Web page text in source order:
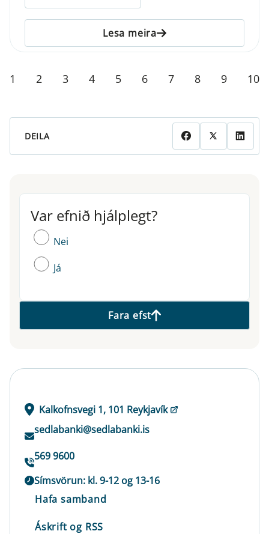
Lesa meira
1 2 3 4 5 6 7 8 9 10
DEILA
Var efnið hjálplegt?
Var efnið hjálplegt?
Nei
Já
Fara efst
Kalkofnsvegi 1, 101 Reykjavík
sedlabanki@sedlabanki.is
569 9600
Símsvörun: kl. 9-12 og 13-16
Hafa samband
Áskrift og RSS